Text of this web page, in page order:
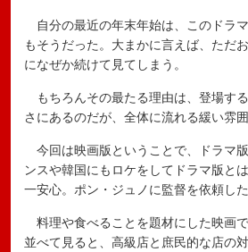
自分の最近の年末年始は、このドラ
もそうだった。大まかに言えば、ただ
になぜか続けて見てしまう。
もちろんその最たる理由は、登場す
さにあるのだが、全体に流れる緩い雰
今回は映画版ということで、ドラマ
ンスや韓国にもロケをしてドラマ版と
一安心。ポン・ジュノに監督を依頼し
料理や食べることを題材にした映画
並べて見ると、高級店と庶民的な店の